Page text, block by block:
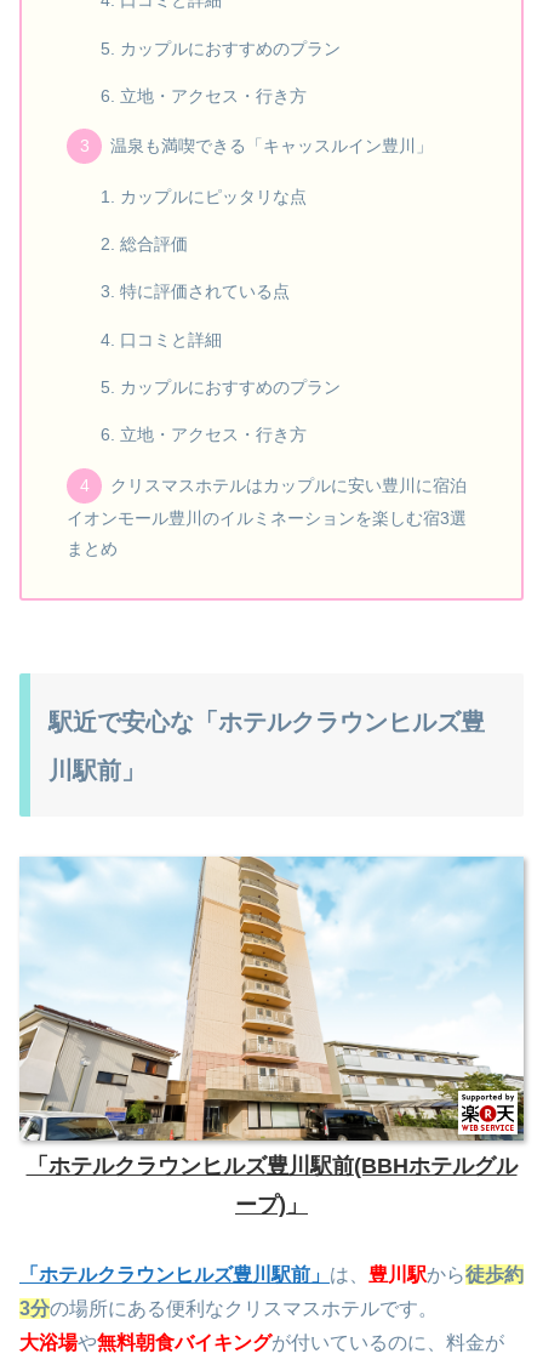
カップルにおすすめのプラン
立地・アクセス・行き方
温泉も満喫できる「キャッスルイン豊川」
カップルにピッタリな点
総合評価
特に評価されている点
口コミと詳細
カップルにおすすめのプラン
立地・アクセス・行き方
クリスマスホテルはカップルに安い豊川に宿泊
イオンモール豊川のイルミネーションを楽しむ宿3選
まとめ
駅近で安心な「ホテルクラウンヒルズ豊
川駅前」
「ホテルクラウンヒルズ豊川駅前(BBHホテルグル
ープ)」
「ホテルクラウンヒルズ豊川駅前」 は、 豊川駅から徒歩約
3分の場所にある便利なクリスマスホテルです。
大浴場や無料朝食バイキングが付いているのに、料金が